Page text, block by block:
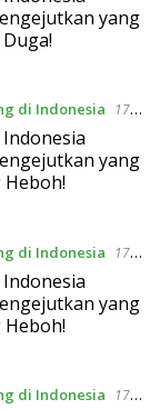
yang
di Indonesia
17
yang
Heboh!
di Indonesia
17
yang
Heboh!
di Indonesia
17